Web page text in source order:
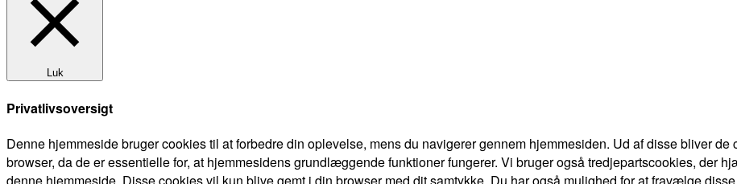
Luk
Privatlivsoversigt
Denne hjemmeside bruger cookies til at forbedre din oplevelse, mens du navigerer gennem hjemmesiden. Ud af disse bliver
browser, da de er essentielle for, at hjemmesidens grundlæggende funktioner fungerer. Vi bruger også tredjepartscookies, der